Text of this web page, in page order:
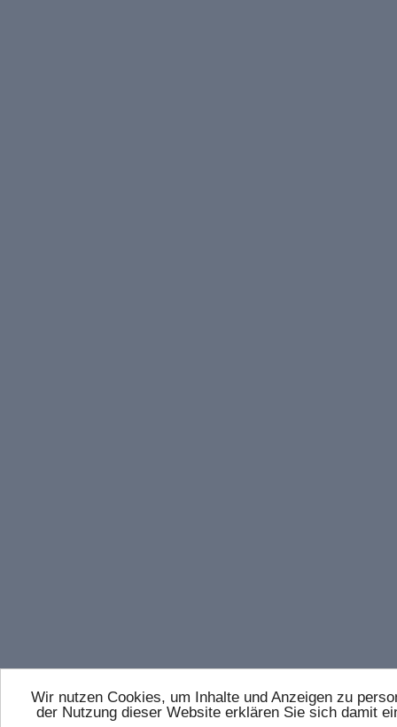
Wir nutzen Cookies, um Inhalte und Anzeigen zu
der Nutzung dieser Website erklären Sie sich damit